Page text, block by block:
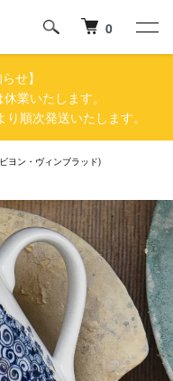
0
せ】
業いたします。
順次発送いたします。
ヨン・ヴィンブラッド)